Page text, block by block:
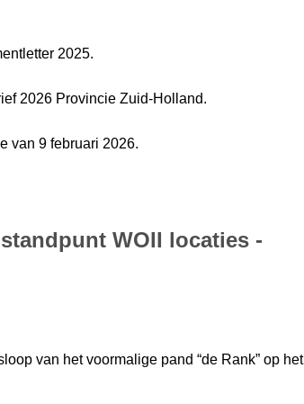
2025.
2026 Provincie Zuid-Holland.
van 9 februari 2026.
WOII locaties -
van het voormalige pand “de Rank” op het